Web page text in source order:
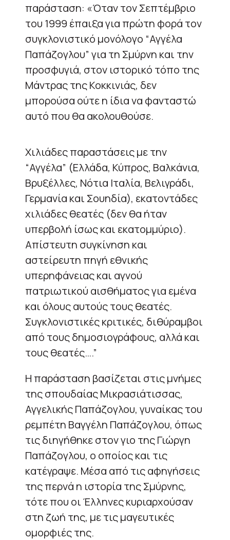
παράσταση: «Όταν τον Σεπτέμβριο
του 1999 έπαιξα για πρώτη φορά τον
συγκλονιστικό μονόλογο “Αγγέλα
Παπάζογλου” για τη Σμύρνη και την
προσφυγιά, στον ιστορικό τόπο της
Μάντρας της Κοκκινιάς, δεν
μπορούσα ούτε η ίδια να φανταστώ
αυτό που θα ακολουθούσε.
Χιλιάδες παραστάσεις με την
“Αγγέλα” (Ελλάδα, Κύπρος, Βαλκάνια,
Βρυξέλλες, Νότια Ιταλία, Βελιγράδι,
Γερμανία και Σουηδία), εκατοντάδες
χιλιάδες θεατές (δεν θα ήταν
υπερβολή ίσως και εκατομμύριο).
Απίστευτη συγκίνηση και
αστείρευτη πηγή εθνικής
υπερηφάνειας και αγνού
πατριωτικού αισθήματος για εμένα
και όλους αυτούς τους θεατές.
Συγκλονιστικές κριτικές, διθύραμβοι
από τους δημοσιογράφους, αλλά και
τους θεατές….”
Η παράσταση βασίζεται στις μνήμες
της σπουδαίας Μικρασιάτισσας,
Αγγελικής Παπάζογλου, γυναίκας του
ρεμπέτη Βαγγέλη Παπάζογλου, όπως
τις διηγήθηκε στον γιο της Γιώργη
Παπάζογλου, ο οποίος και τις
κατέγραψε. Μέσα από τις αφηγήσεις
της περνά η ιστορία της Σμύρνης,
τότε που οι Έλληνες κυριαρχούσαν
στη ζωή της, με τις μαγευτικές
ομορφιές της.